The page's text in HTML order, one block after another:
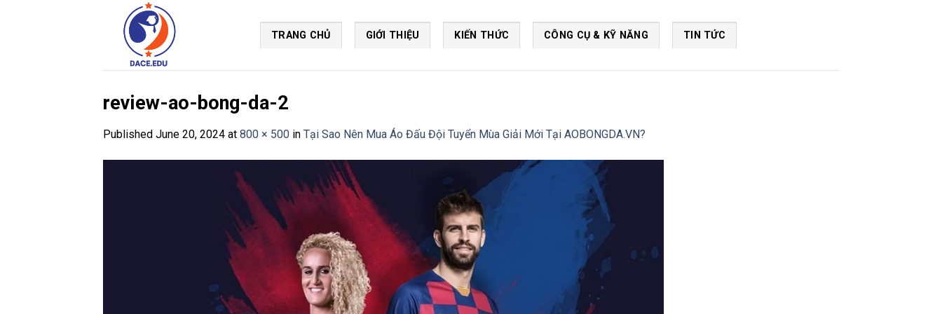
TRANG CHỦ GIỚI THIỆU KIẾN THỨC CÔNG CỤ & KỸ NĂNG TIN TỨC
review-ao-bong-da-2
Published June 20, 2024 at 800 × 500 in Tại Sao Nên Mua Áo Đấu Đội Tuyển Mùa Giải Mới Tại AOBONGDA.VN?